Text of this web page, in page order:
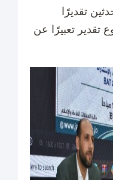
تقديرًا
تقدير تعبيرًا عن